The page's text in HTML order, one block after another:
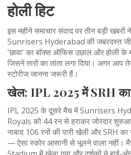
होली हिट
इस महीने समाचार संवाद पर तीन बड़ी खबरों
Sunrisers Hyderabad की जबरदस्त
'छावा' का बॉक्स ऑफिस उछाल और होली के
जिसने तारों का तांता लगा दिया। अगर आप
स्टोरीज जानना जरूरी हैं।
खेल: IPL 2025 में SRH का
IPL 2025 के दूसरे मैच में Sunrisers
Royals को 44 रन से हराकर जोरदार
नाबाद 106 रनों की पारी खेली और SRH
— ऐसा स्कोर आसानी से भूलने वाला नहीं।